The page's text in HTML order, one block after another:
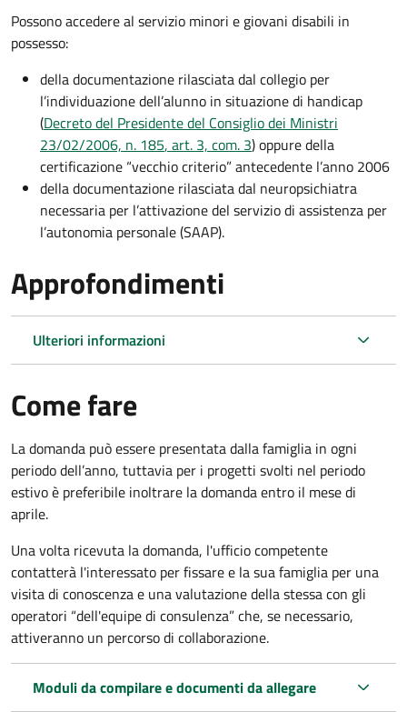
Possono accedere al servizio minori e giovani disabili in
possesso:
della documentazione rilasciata dal collegio per
l’individuazione dell’alunno in situazione di handicap
(Decreto del Presidente del Consiglio dei Ministri
23/02/2006, n. 185, art. 3, com. 3) oppure della
certificazione “vecchio criterio” antecedente l’anno 2006
della documentazione rilasciata dal neuropsichiatra
necessaria per l’attivazione del servizio di assistenza per
l’autonomia personale (SAAP).
Approfondimenti
Ulteriori informazioni
Come fare
La domanda può essere presentata dalla famiglia in ogni
periodo dell’anno, tuttavia per i progetti svolti nel periodo
estivo è preferibile inoltrare la domanda entro il mese di
aprile.
Una volta ricevuta la domanda, l'ufficio competente
contatterà l'interessato per fissare e la sua famiglia per una
visita di conoscenza e una valutazione della stessa con gli
operatori “dell'equipe di consulenza” che, se necessario,
attiveranno un percorso di collaborazione.
Moduli da compilare e documenti da allegare